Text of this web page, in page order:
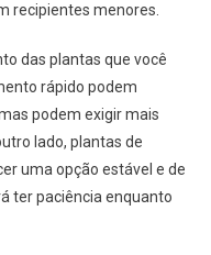
recipientes menores.
das plantas que você
rápido podem
podem exigir mais
lado, plantas de
uma opção estável e de
ter paciência enquanto